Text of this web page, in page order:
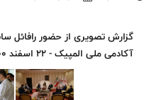
گزارش تصویری از حضور رافائل
آکادمی ملی المپیک - 22 اسفند 1400